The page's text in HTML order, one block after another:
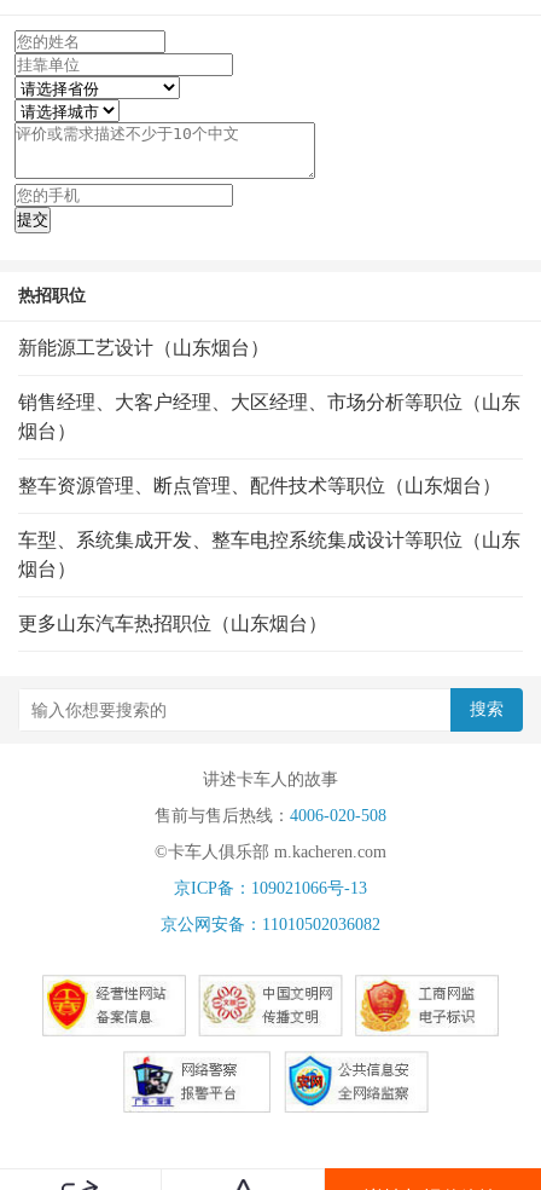
热招职位
新能源工艺设计（山东烟台）
销售经理、大客户经理、大区经理、市场分析等职位（山东
烟台）
整车资源管理、断点管理、配件技术等职位（山东烟台）
车型、系统集成开发、整车电控系统集成设计等职位（山东
烟台）
更多山东汽车热招职位（山东烟台）
讲述卡车人的故事
售前与售后热线： 4006-020-508
©卡车人俱乐部 m.kacheren.com
京ICP备：109021066号-13
京公网安备：11010502036082